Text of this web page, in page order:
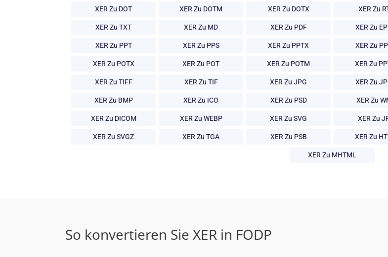
XER Zu DOT XER Zu DOTM XER Zu DOTX XER Zu
XER Zu TXT XER Zu MD XER Zu PDF XER Zu
XER Zu PPT XER Zu PPS XER Zu PPTX XER Zu
XER Zu POTX XER Zu POT XER Zu POTM XER Zu
XER Zu TIFF XER Zu TIF XER Zu JPG XER Zu
XER Zu BMP XER Zu ICO XER Zu PSD XER Zu
XER Zu DICOM XER Zu WEBP XER Zu SVG XER Zu
XER Zu SVGZ XER Zu TGA XER Zu PSB XER Zu
XER Zu MHTML
So konvertieren Sie XER in FODP